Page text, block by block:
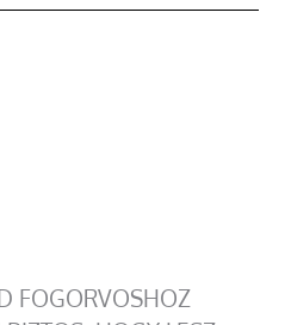
FOGORVOSHOZ